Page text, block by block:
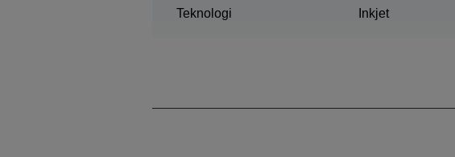
Teknologi Inkjet